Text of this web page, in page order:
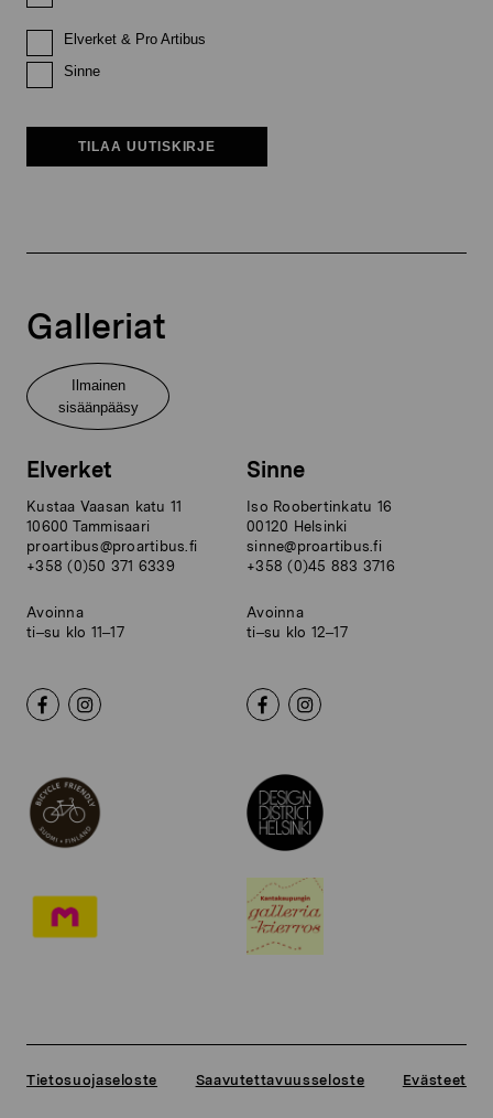
Elverket & Pro Artibus
Sinne
TILAA UUTISKIRJE
Galleriat
Ilmainen
sisäänpääsy
Elverket
Kustaa Vaasan katu 11
10600 Tammisaari
proartibus@proartibus.fi
+358 (0)50 371 6339
Avoinna
ti–su klo 11–17
Sinne
Iso Roobertinkatu 16
00120 Helsinki
sinne@proartibus.fi
+358 (0)45 883 3716
Avoinna
ti–su klo 12–17
Tietosuojaseloste Saavutettavuusseloste Evästeet